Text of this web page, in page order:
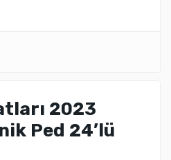
2023
Ped 24’lü